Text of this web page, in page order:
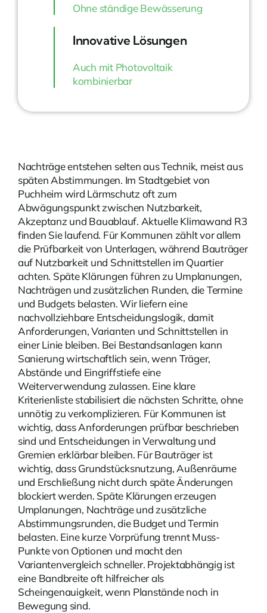
Ohne ständige Bewässerung
Innovative Lösungen
Auch mit Photovoltaik
kombinierbar
Nachträge entstehen selten aus Technik, meist aus
späten Abstimmungen. Im Stadtgebiet von
Puchheim wird Lärmschutz oft zum
Abwägungspunkt zwischen Nutzbarkeit,
Akzeptanz und Bauablauf. AktuelleKlimawand R3
finden Sie laufend. Für Kommunen zählt vor allem
die Prüfbarkeit von Unterlagen, während Bauträger
auf Nutzbarkeit und Schnittstellen im Quartier
achten. Späte Klärungen führen zu Umplanungen,
Nachträgen und zusätzlichen Runden, die Termine
und Budgets belasten. Wir liefern eine
nachvollziehbare Entscheidungslogik, damit
Anforderungen, Varianten und Schnittstellen in
einer Linie bleiben. Bei Bestandsanlagen kann
Sanierung wirtschaftlich sein, wenn Träger,
Abstände und Eingriffstiefe eine
Weiterverwendung zulassen. Eine klare
Kriterienliste stabilisiert die nächsten Schritte, ohne
unnötig zu verkomplizieren. Für Kommunen ist
wichtig, dass Anforderungen prüfbar beschrieben
sind und Entscheidungen in Verwaltung und
Gremien erklärbar bleiben. Für Bauträger ist
wichtig, dass Grundstücksnutzung, Außenräume
und Erschließung nicht durch späte Änderungen
blockiert werden. Späte Klärungen erzeugen
Umplanungen, Nachträge und zusätzliche
Abstimmungsrunden, die Budget und Termin
belasten. Eine kurze Vorprüfung trennt Muss-
Punkte von Optionen und macht den
Variantenvergleich schneller. Projektabhängig ist
eine Bandbreite oft hilfreicher als
Scheingenauigkeit, wenn Planstände noch in
Bewegung sind.